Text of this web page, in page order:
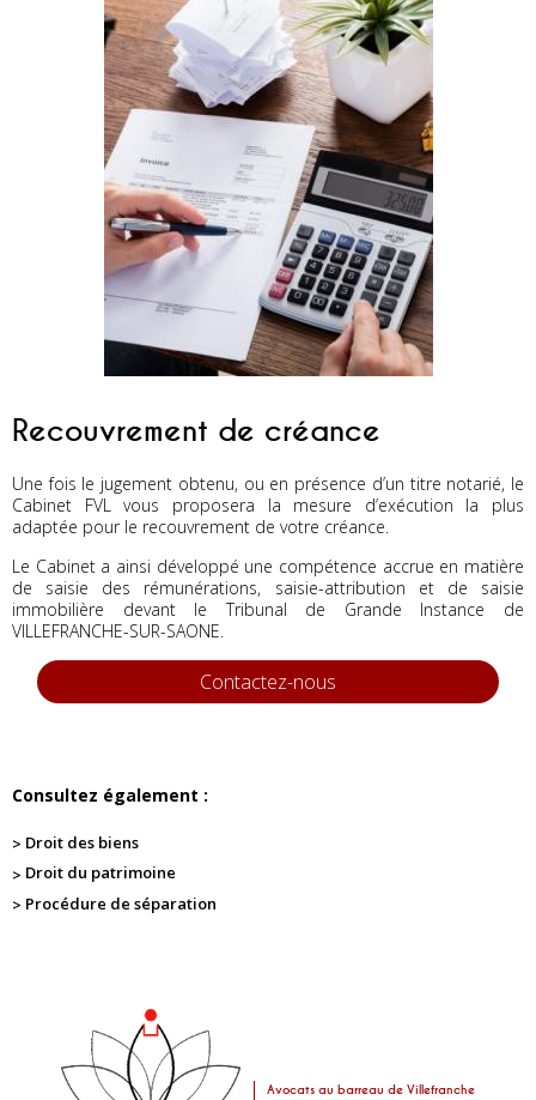
Recouvrement de créance
Une fois le jugement obtenu, ou en présence d’un titre notarié, le
Cabinet FVL vous proposera la mesure d’exécution la plus
adaptée pour le recouvrement de votre créance.
Le Cabinet a ainsi développé une compétence accrue en matière
de saisie des rémunérations, saisie-attribution et de saisie
immobilière devant le Tribunal de Grande Instance de
VILLEFRANCHE-SUR-SAONE.
Contactez-nous
Consultez également :
Droit des biens
Droit du patrimoine
Procédure de séparation
Avocats au barreau de Villefranche